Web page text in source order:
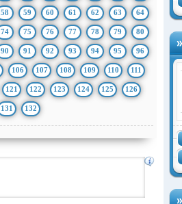
58 59 60 61 62 63 64
74 75 76 77 78 79 80
90 91 92 93 94 95 96
106 107 108 109 110 111
121 122 123 124 125 126
131 132